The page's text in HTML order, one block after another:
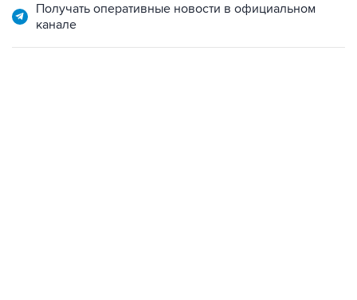
Получать оперативные новости в официальном
канале